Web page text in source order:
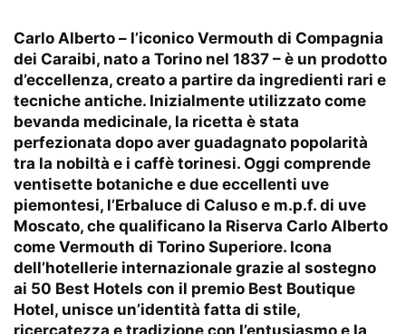
Carlo Alberto – l’iconico Vermouth di Compagnia
dei Caraibi, nato a Torino nel 1837 – è un prodotto
d’eccellenza, creato a partire da ingredienti rari e
tecniche antiche. Inizialmente utilizzato come
bevanda medicinale, la ricetta è stata
perfezionata dopo aver guadagnato popolarità
tra la nobiltà e i caffè torinesi. Oggi comprende
ventisette botaniche e due eccellenti uve
piemontesi, l’Erbaluce di Caluso e m.p.f. di uve
Moscato, che qualificano la Riserva Carlo Alberto
come Vermouth di Torino Superiore. Icona
dell’hotellerie internazionale grazie al sostegno
ai 50 Best Hotels con il premio Best Boutique
Hotel, unisce un’identità fatta di stile,